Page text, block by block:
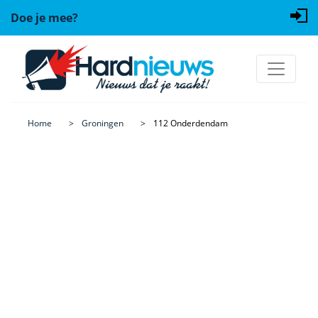
Doe je mee?
Home Groningen 112 Onderdendam